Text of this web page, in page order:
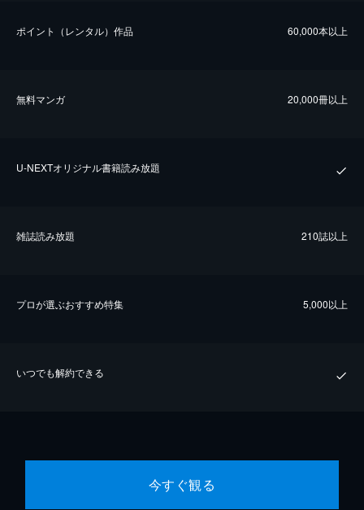
ポイント（レンタル）作品 60,000本以上
無料マンガ 20,000冊以上
U-NEXTオリジナル書籍読み放題
雑誌読み放題 210誌以上
プロが選ぶおすすめ特集 5,000以上
いつでも解約できる
今すぐ観る